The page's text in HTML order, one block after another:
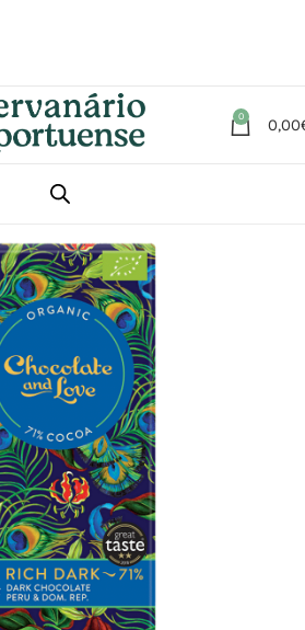
0 0,00
Chocolates | Rebuçados | Pastilhas elásticas